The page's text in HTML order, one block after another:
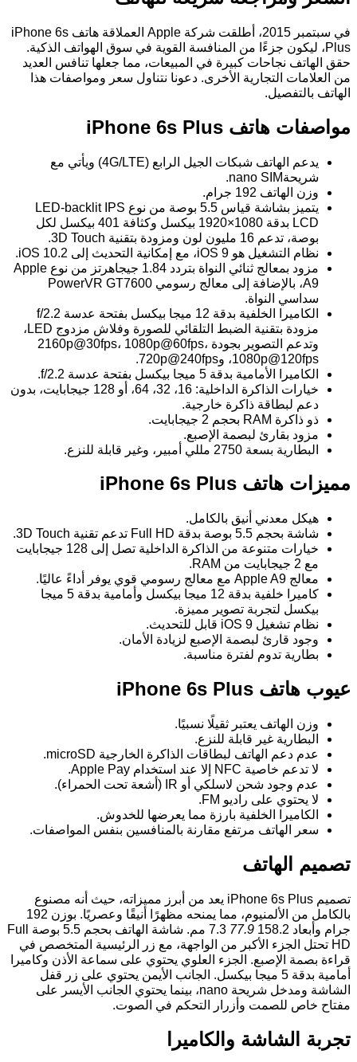
في سبتمبر 2015، أطلقت شركة Apple العملاقة هاتف iPhone 6s
Plus، ليكون جزءًا من المنافسة القوية في سوق الهواتف الذكية.
حقق الهاتف نجاحات كبيرة في المبيعات، مما جعلها تنافس العديد
من العلامات التجارية الأخرى. دعونا نتناول سعر ومواصفات هذا
الهاتف بالتفصيل.
مواصفات هاتف iPhone 6s Plus
يدعم الهاتف شبكات الجيل الرابع (4G/LTE) ويأتي مع
شريحةnano SIM.
وزن الهاتف 192 جرام.
يتميز بشاشة قياس 5.5 بوصة من نوع LED-backlit IPS
LCD بدقة 1080×1920 بيكسل وكثافة 401 بيكسل لكل
بوصة، تدعم 16 مليون لون ومزودة بتقنية 3D Touch.
نظام التشغيل هو iOS 9، مع إمكانية التحديث إلى iOS 10.2.
مزود بمعالج ثنائي النواة بتردد 1.84 جيجاهرتز من نوع Apple
A9، بالإضافة إلى معالج رسومي PowerVR GT7600
سداسي النواة.
الكاميرا الخلفية بدقة 12 ميجا بيكسل بفتحة عدسة f/2.2
مزودة بتقنية الضبط التلقائي للصورة وفلاش مزدوج LED،
وتدعم التصوير بجودة 2160p@30fps، 1080p@60fps،
1080p@120fps، و720p@240fps.
الكاميرا الأمامية بدقة 5 ميجا بيكسل بفتحة عدسة f/2.2.
خيارات الذاكرة الداخلية: 16، 32، 64، أو 128 جيجابايت، بدون
دعم لبطاقة ذاكرة خارجية.
ذو ذاكرة RAM بحجم 2 جيجابايت.
مزود بقارئ لبصمة الإصبع.
البطارية بسعة 2750 مللي أمبير، وغير قابلة للنزع.
مميزات هاتف iPhone 6s Plus
هيكل معدني أنيق بالكامل.
شاشة بحجم 5.5 بوصة بدقة Full HD تدعم تقنية 3D Touch.
خيارات متنوعة من الذاكرة الداخلية تصل إلى 128 جيجابايت
مع 2 جيجابايت من RAM.
معالج Apple A9 مع معالج رسومي قوي يوفر أداءً عاليًا.
كاميرا خلفية بدقة 12 ميجا بيكسل وأمامية بدقة 5 ميجا
بيكسل لتجربة تصوير مميزة.
نظام تشغيل iOS 9 قابل للتحديث.
وجود قارئ لبصمة الإصبع لزيادة الأمان.
بطارية تدوم لفترة مناسبة.
عيوب هاتف iPhone 6s Plus
وزن الهاتف يعتبر ثقيلًا نسبيًا.
البطارية غير قابلة للنزع.
عدم دعم الهاتف لبطاقات الذاكرة الخارجية microSD.
لا تدعم خاصية NFC إلا عند استخدام Apple Pay.
عدم وجود شحن لاسلكي أو IR (أشعة تحت الحمراء).
لا يحتوي على راديو FM.
الكاميرا الخلفية بارزة مما يعرضها للخدوش.
سعر الهاتف مرتفع مقارنة بالمنافسين بنفس المواصفات.
تصميم الهاتف
تصميم iPhone 6s Plus يعد من أبرز مميزاته، حيث أنه مصنوع
بالكامل من الألمنيوم، مما يمنحه مظهرًا أنيقًا وعصريًا. بوزن 192
جرام وأبعاد 158.2
77.9
7.3 مم. شاشة الهاتف بحجم 5.5 بوصة Full
HD تحتل الجزء الأكبر من الواجهة، مع زر الرئيسية المتخصص في
قراءة بصمة الإصبع. الجزء العلوي يحتوي على سماعة الأذن وكاميرا
أمامية بدقة 5 ميجا بيكسل. الجانب الأيمن يحتوي على زر قفل
الشاشة ومدخل شريحة nano، بينما يحتوي الجانب الأيسر على
مفتاح خاص للصمت وأزرار التحكم في الصوت.
تجربة الشاشة والكاميرا